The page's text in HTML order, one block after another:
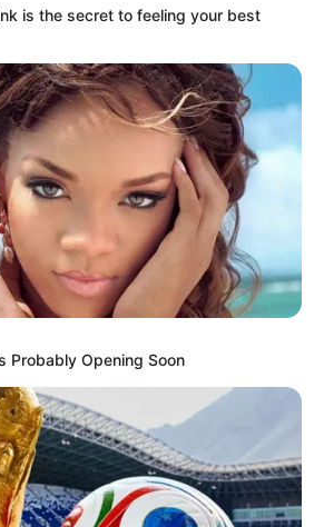
is the secret to feeling your best
Probably Opening Soon